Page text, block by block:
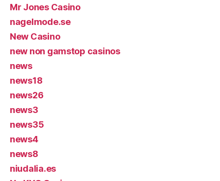
Mr Jones Casino
nagelmode.se
New Casino
new non gamstop casinos
news
news18
news26
news3
news35
news4
news8
niudalia.es